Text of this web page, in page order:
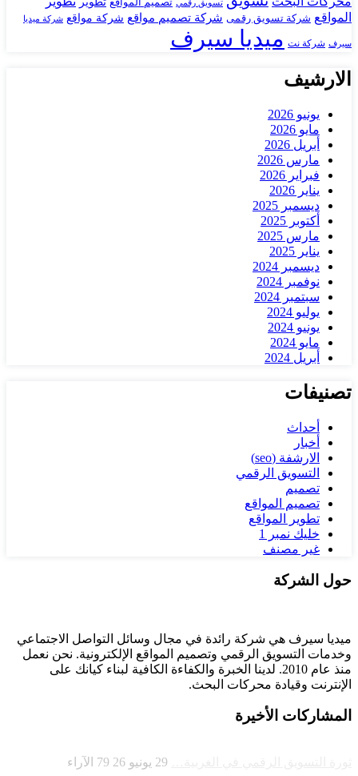
تسويق رقمي
المواقع شركة تسويق رقمى شركة تصميم مواقع شركة مواقع شركة ميديا
سيرف شركة نت ميديا سيرف
الارشيف
يونيو 2026
مايو 2026
أبريل 2026
مارس 2026
فبراير 2026
يناير 2026
ديسمبر 2025
أكتوبر 2025
مارس 2025
يناير 2025
ديسمبر 2024
نوفمبر 2024
سبتمبر 2024
يوليو 2024
يونيو 2024
مايو 2024
أبريل 2024
تصنيفات
أحداث
أخبار
الارشفة (seo)
التسويق الرقمي
تصميم
تصميم المواقع
تطوير المواقع
خليك نمبر 1
غير مصنف
حول الشركة
ميديا ​​سيرف هي شركة رائدة في مجال وسائل التواصل الاجتماعي
وخدمات التسويق الرقمي وتصميم المواقع الإلكترونية. نحن نعمل
منذ عام 2010. لدينا الخبرة والكفاءة الكافية لبناء كيانك على
الإنترنت وقيادة محركات البحث.
المشاركات الأخيرة
29 يونيو 26 79 الآراء